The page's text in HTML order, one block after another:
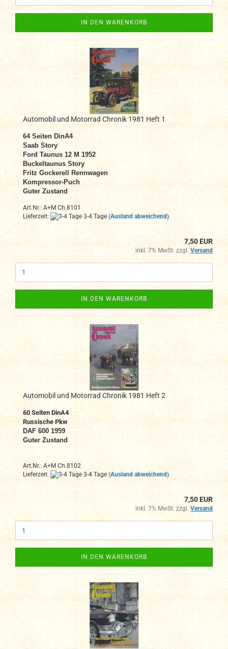
IN DEN WARENKORB
Automobil und Motorrad Chronik 1981 Heft 1
64 Seiten DinA4
Saab Story
Ford Taunus 12 M 1952
Buckeltaunus Story
Fritz Gockerell Rennwagen
Kompressor-Puch
Guter Zustand
Art.Nr.: A+M Ch.8101
Lieferzeit:
3-4 Tage (Ausland abweichend)
7,50 EUR
inkl. 7% MwSt. zzgl. Versand
IN DEN WARENKORB
Automobil und Motorrad Chronik 1981 Heft 2
60 Seiten DinA4
Russische Pkw
DAF 600 1959
Guter Zustand
Art.Nr.: A+M Ch.8102
Lieferzeit:
3-4 Tage (Ausland abweichend)
7,50 EUR
inkl. 7% MwSt. zzgl. Versand
IN DEN WARENKORB